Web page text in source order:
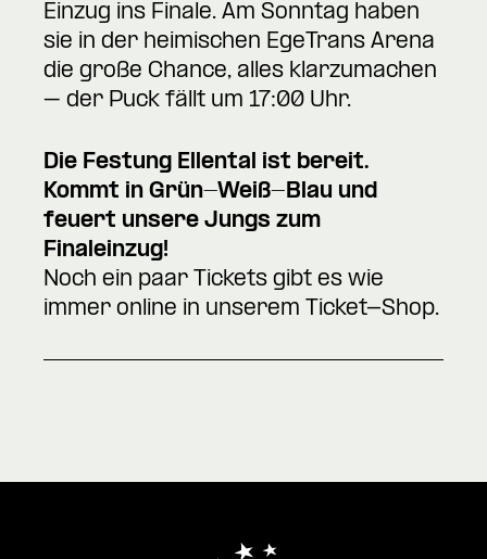
Einzug ins Finale. Am Sonntag haben
sie in der heimischen EgeTrans Arena
die große Chance, alles klarzumachen
– der Puck fällt um 17:00 Uhr.
Die Festung Ellental ist bereit.
Kommt in Grün-Weiß-Blau und
feuert unsere Jungs zum
Finaleinzug!
Noch ein paar Tickets gibt es wie
immer online in unserem Ticket-Shop.